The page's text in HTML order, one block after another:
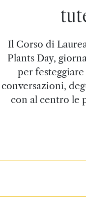
Il Corso di
Plants Day,
per
conversazioni,
con al centro le